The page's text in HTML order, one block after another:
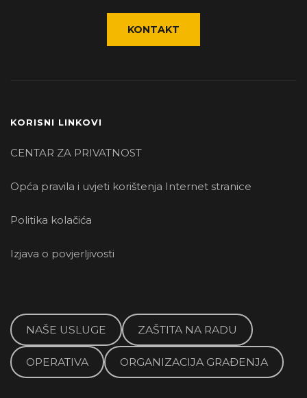
KONTAKT
KORISNI LINKOVI
CENTAR ZA PRIVATNOST
Opća pravila i uvjeti korištenja Internet stranice
Politika kolačića
Izjava o povjerljivosti
NAŠE USLUGE ZAŠTITA NA RADU
OPERATIVA ORGANIZACIJA GRAĐENJA